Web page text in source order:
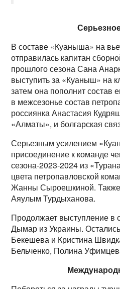
В составе «Куаныша» на
отправилась капитан
прошлого сезона Сана
выступить за «Куаныш» на
затем она пополнит состав
в межсезонье состав
россиянка Анастасия
«Алматы», и болгарская
Серьезным усилением
присоединение к команде
сезона-2023-2024 из
цвета петропавловской
Жанны Сыроешкиной.
Аяулым Турдыханова.
Продолжает выступление
Дымар из Украины.
Бекешева и Кристина
Бельченко, Полина